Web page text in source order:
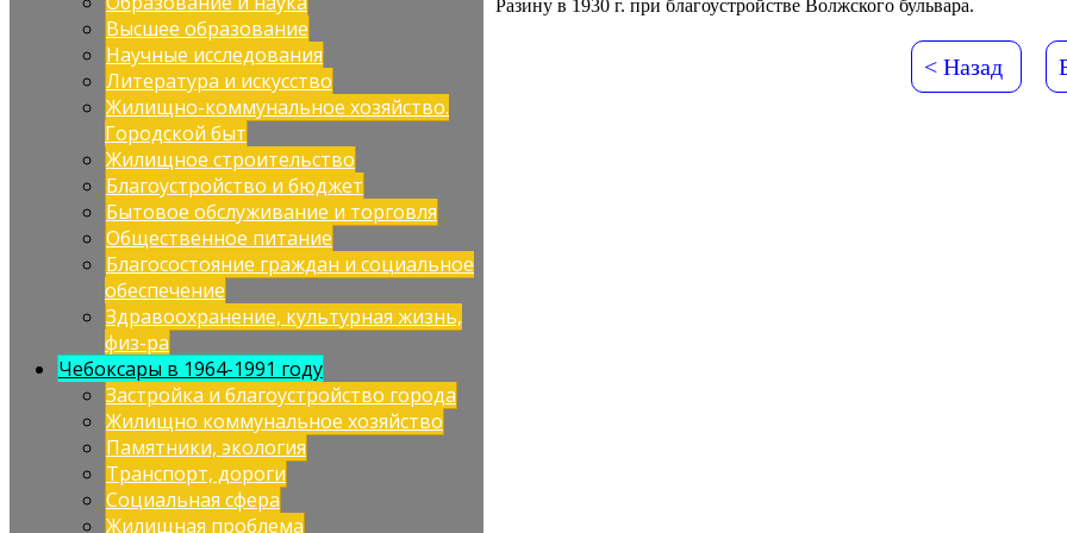
Высшее образование
Научные исследования
Литература и искусство
Жилищно-коммунальное хозяйство.
Городской быт
Жилищное строительство
Благоустройство и бюджет
Бытовое обслуживание и торговля
Общественное питание
Благосостояние граждан и социальное
обеспечение
Здравоохранение, культурная жизнь,
физ-ра
Чебоксары в 1964-1991 году
Застройка и благоустройство города
Жилищно коммунальное хозяйство
Памятники, экология
Транспорт, дороги
Социальная сфера
Жилищная проблема
Разину в 1930 г. при благоустройстве Волжского бульвара.
< Назад